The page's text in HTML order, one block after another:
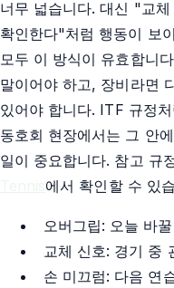
너무 넓습니다. 대신 "교
확인한다"처럼 행동이 보
모두 이 방식이 유효합니
말이어야 하고, 장비라면
있어야 합니다. ITF 규정
동호회 현장에서는 그 안
일이 중요합니다. 참고 규
에서 확인할 수 있
오버그립: 오늘 바
교체 신호: 경기 중
손 미끄럼: 다음 연